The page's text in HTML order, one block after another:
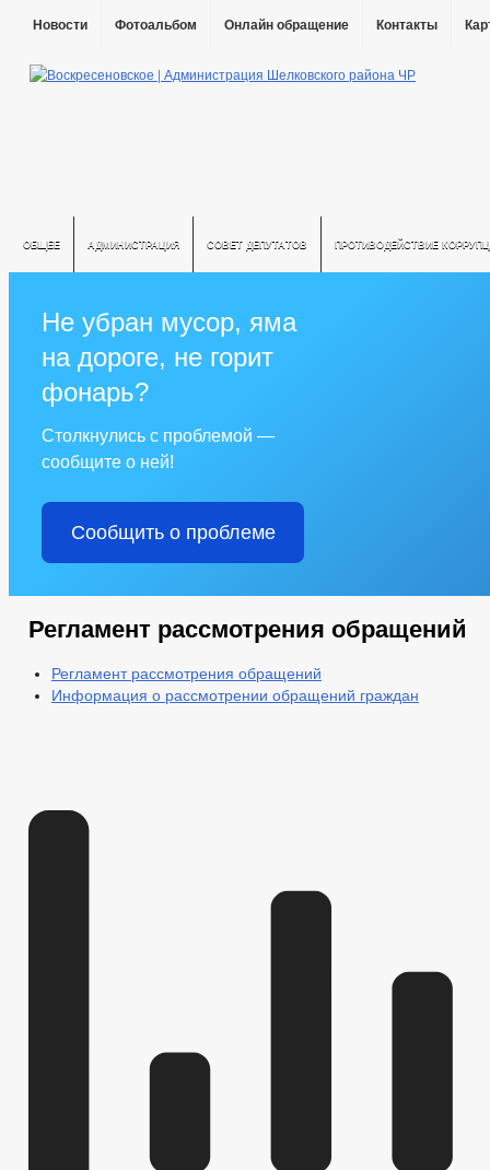
Новости Фотоальбом Онлайн обращение Контакты
ОБЩЕЕ АДМИНИСТРАЦИЯ СОВЕТ ДЕПУТАТОВ ПРОТИВОДЕЙСТВИЕ
Не убран мусор, яма
на дороге, не горит
фонарь?
Столкнулись с проблемой —
сообщите о ней!
Сообщить о проблеме
Регламент рассмотрения обращений
Регламент рассмотрения обращений
Информация о рассмотрении обращений граждан